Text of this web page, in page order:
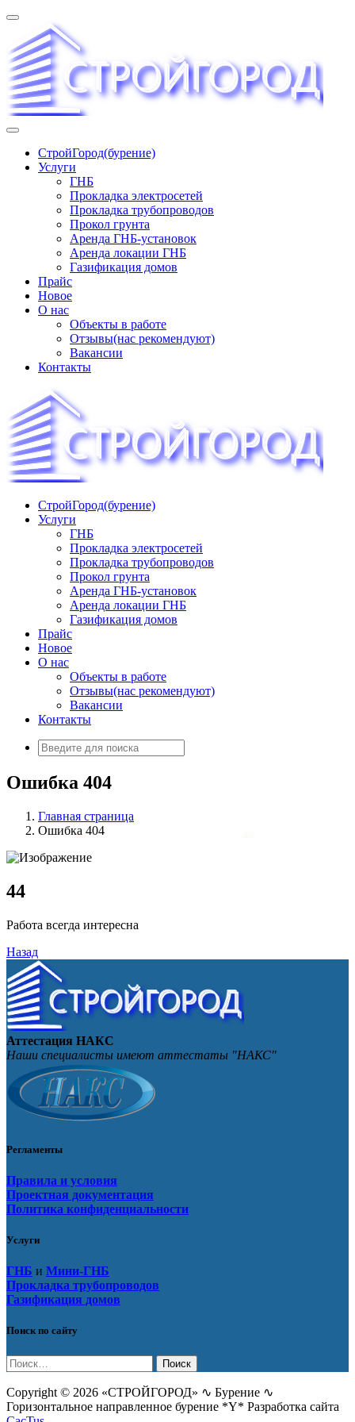
Перейти
содержимому
трудопроводов ∿ Газификация жилого сектора ✆
+74951573444
СтройГород(бурение)
Услуги
ГНБ
Прокладка электросетей
Прокладка трубопроводов
Прокол грунта
Аренда ГНБ-установок
Аренда локации ГНБ
Газификация домов
Прайс
Новое
О нас
Объекты в работе
Отзывы(нас рекомендуют)
Вакансии
Контакты
«СТРОЙГОРОД» ∿ Бурение ∿ ГНБ ∿ Прокладка
трудопроводов ∿ Газификация жилого сектора ✆
+74951573444
СтройГород(бурение)
Услуги
ГНБ
Прокладка электросетей
Прокладка трубопроводов
Прокол грунта
Аренда ГНБ-установок
Аренда локации ГНБ
Газификация домов
Прайс
Новое
О нас
Объекты в работе
Отзывы(нас рекомендуют)
Вакансии
Контакты
Искать:
Ошибка 404
Главная страница
Ошибка 404
44
Работа всегда интересна
Назад
Аттестация НАКС
Наши специалисты имеют аттестаты "НАКС"
Регламенты
Правила и условия
Проектная документация
Политика конфиденциальности
Услуги
ГНБ и Мини-ГНБ
Прокладка трубопроводов
Газификация домов
Поиск по сайту
Найти:
Copyright © 2026 «СТРОЙГОРОД» ∿ Бурение ∿
Горизонтальное направленное бурение *Y* Разработка сайта